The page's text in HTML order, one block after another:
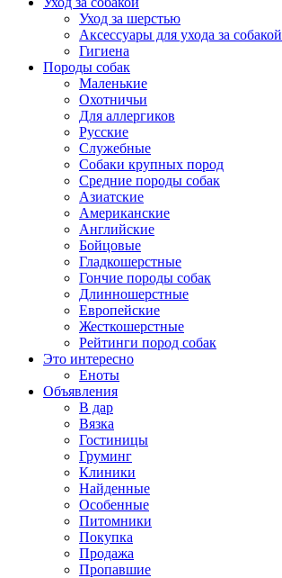
Уход за шерстью
Аксессуары для ухода за собакой
Гигиена
Породы собак
Маленькие
Охотничьи
Для аллергиков
Русские
Служебные
Собаки крупных пород
Средние породы собак
Азиатские
Американские
Английские
Бойцовые
Гладкошерстные
Гончие породы собак
Длинношерстные
Европейские
Жесткошерстные
Рейтинги пород собак
Это интересно
Еноты
Объявления
В дар
Вязка
Гостиницы
Груминг
Клиники
Найденные
Особенные
Питомники
Покупка
Продажа
Пропавшие